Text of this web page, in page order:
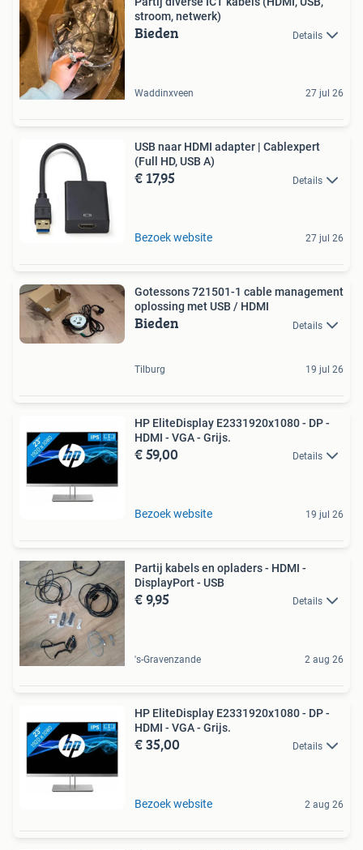
stroom, netwerk)
Bieden Details
Waddinxveen 27 jul 26
USB naar HDMI adapter | Cablexpert
(Full HD, USB A)
€ 17,95 Details
Bezoek website 27 jul 26
Gotessons 721501-1 cable management
oplossing met USB / HDMI
Bieden Details
Tilburg 19 jul 26
HP EliteDisplay E2331920x1080 - DP -
HDMI - VGA - Grijs.
€ 59,00 Details
Bezoek website 19 jul 26
Partij kabels en opladers - HDMI -
DisplayPort - USB
€ 9,95 Details
's-Gravenzande 2 aug 26
HP EliteDisplay E2331920x1080 - DP -
HDMI - VGA - Grijs.
€ 35,00 Details
Bezoek website 2 aug 26